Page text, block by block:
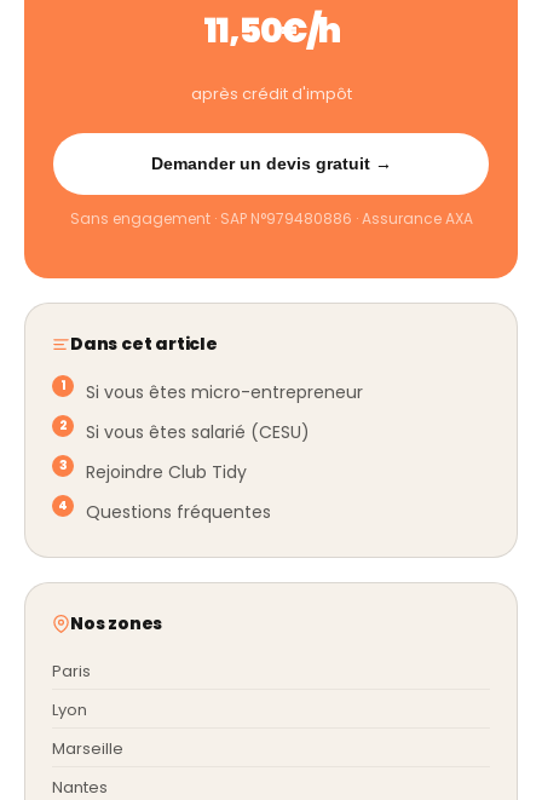
11,50€/h
après crédit d'impôt
Demander un devis gratuit →
Sans engagement · SAP N°979480886 · Assurance AXA
Dans cet article
Si vous êtes micro-entrepreneur
Si vous êtes salarié (CESU)
Rejoindre Club Tidy
Questions fréquentes
Nos zones
Paris
Lyon
Marseille
Nantes